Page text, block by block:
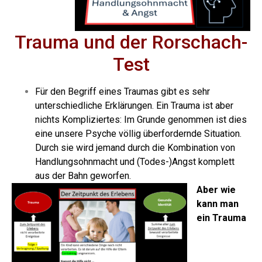
Trauma und der Rorschach-
Test
Für den Begriff eines Traumas gibt es sehr
unterschiedliche Erklärungen. Ein Trauma ist aber
nichts Kompliziertes: Im Grunde genommen ist dies
eine unsere Psyche völlig überfordernde Situation.
Durch sie wird jemand durch die Kombination von
Handlungsohnmacht und (Todes-)Angst komplett
aus der Bahn geworfen.
Aber wie
kann man
ein Trauma